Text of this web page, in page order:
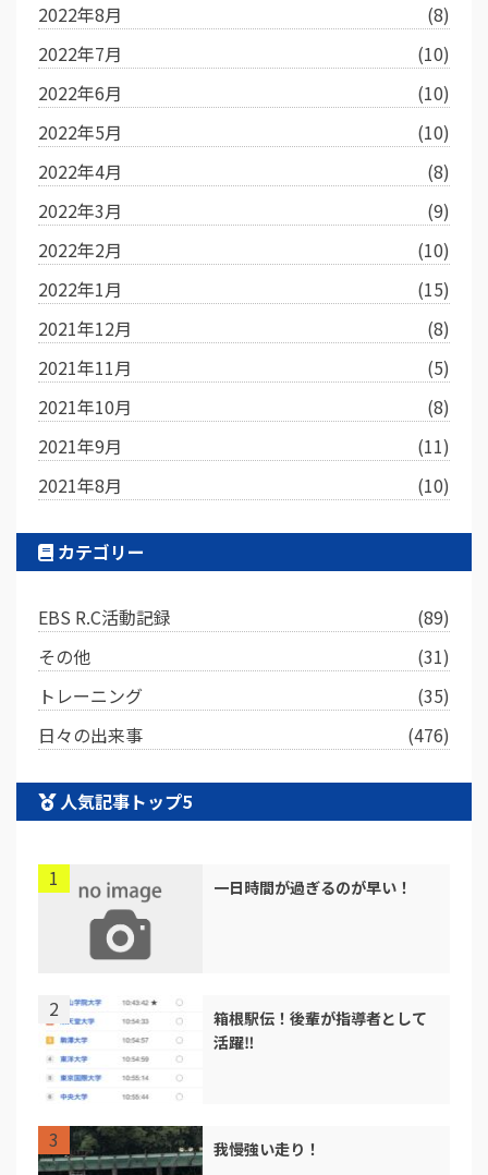
2022年8月
(8)
2022年7月
(10)
2022年6月
(10)
2022年5月
(10)
2022年4月
(8)
2022年3月
(9)
2022年2月
(10)
2022年1月
(15)
2021年12月
(8)
2021年11月
(5)
2021年10月
(8)
2021年9月
(11)
2021年8月
(10)
カテゴリー
EBS R.C活動記録
(89)
その他
(31)
トレーニング
(35)
日々の出来事
(476)
人気記事トップ5
一日時間が過ぎるのが早い！
箱根駅伝！後輩が指導者として
活躍‼︎
我慢強い走り！